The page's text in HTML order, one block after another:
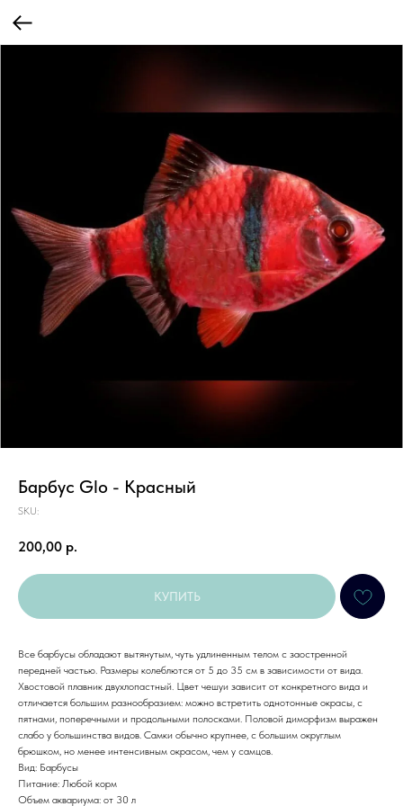
Барбус Glo - Красный
SKU:
200,00 р.
КУПИТЬ
Все барбусы обладают вытянутым, чуть удлиненным телом с заостренной
передней частью. Размеры колеблются от 5 до 35 см в зависимости от вида.
Хвостовой плавник двухлопастный. Цвет чешуи зависит от конкретного вида и
отличается большим разнообразием: можно встретить однотонные окрасы, с
пятнами, поперечными и продольными полосками. Половой диморфизм выражен
слабо у большинства видов. Самки обычно крупнее, с большим округлым
брюшком, но менее интенсивным окрасом, чем у самцов.
Вид: Барбусы
Питание: Любой корм
Объем аквариума: от 30 л